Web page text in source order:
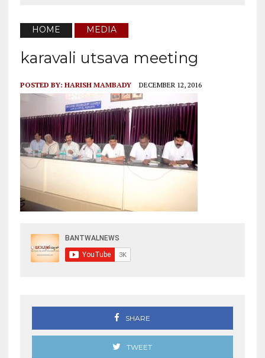
HOME MEDIA
karavali utsava meeting
POSTED BY: HARISH MAMBADY DECEMBER 12, 2016
SHARE
TWEET